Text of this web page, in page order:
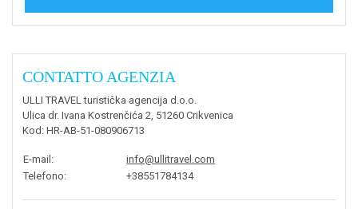
CONTATTO AGENZIA
ULLI TRAVEL turistička agencija d.o.o.
Ulica dr. Ivana Kostrenčića 2, 51260 Crikvenica
Kod : HR-AB-51-080906713
E-mail :
info@ullitravel.com
Telefono: +38551784134